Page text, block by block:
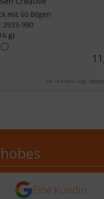
mit 60 Bögen
2933-990
g)
inkl. 19 % MwSt. zzgl.
Schobes:
vor 8 Tagen
5 Sternen
Eine Kundin